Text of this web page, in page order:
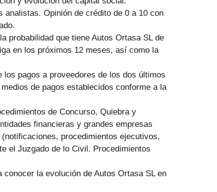
Opinión de crédito de 0 a 10 con
probabilidad que tiene Autos Ortasa SL de
en los próximos 12 meses, así como la
los pagos a proveedores de los dos últimos
de pagos establecidos conforme a la
de Concurso, Quiebra y
financieras y grandes empresas
procedimientos ejecutivos,
el Juzgado de lo Civil. Procedimientos
conocer la evolución de Autos Ortasa SL en